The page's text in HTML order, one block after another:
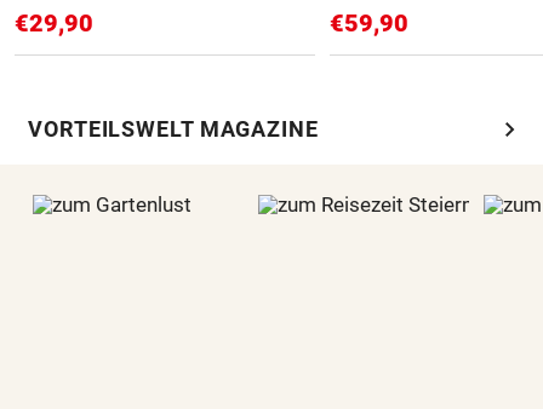
€29,90 €59,90
VORTEILSWELT MAGAZINE chevron_right